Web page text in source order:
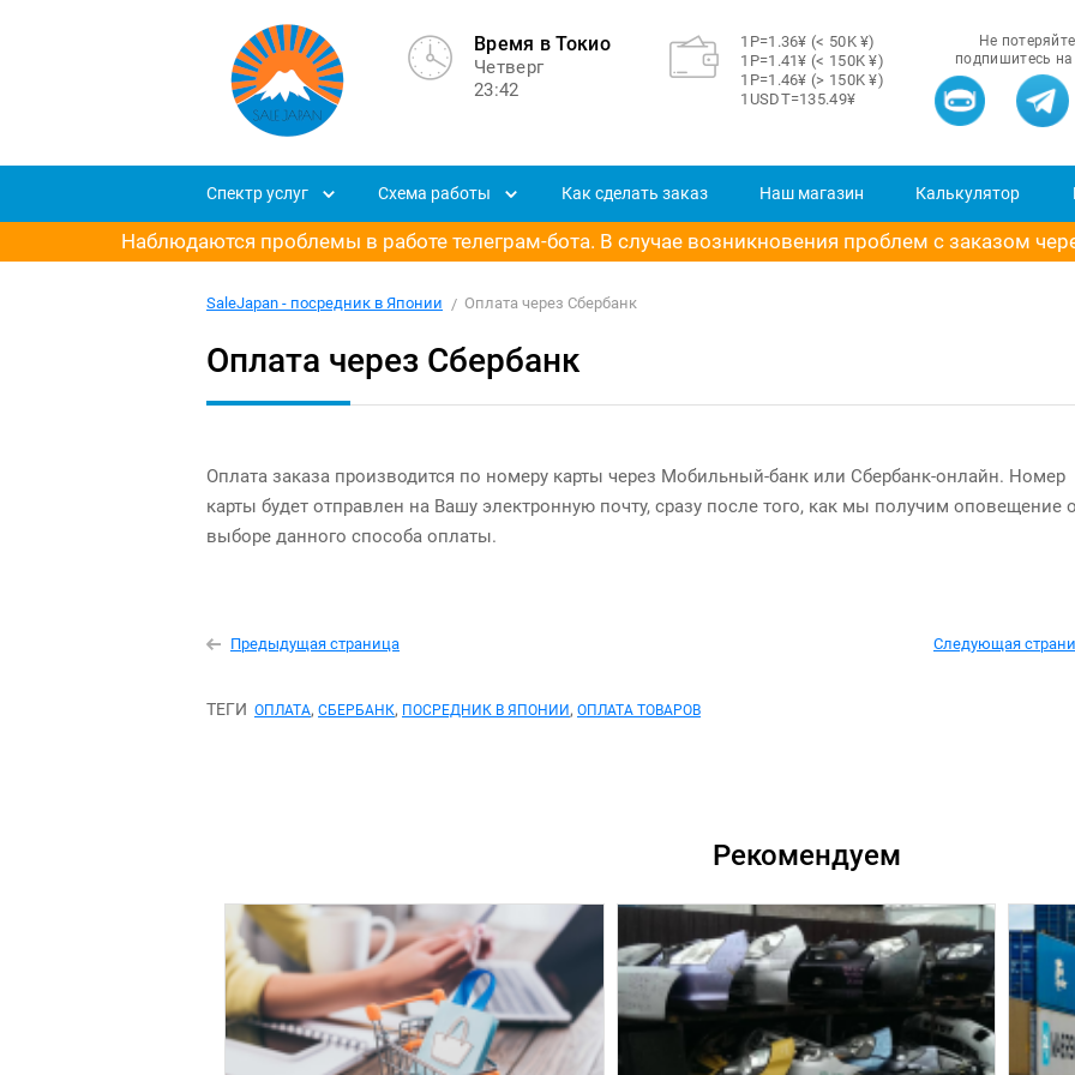
Время в Токио
Четверг
23:42
1Р=1.36¥ (< 50K ¥)
1Р=1.41¥ (< 150K ¥)
1Р=1.46¥ (> 150K ¥)
1USDT=135.49¥
Не
подпишитесь
Спектр услуг Схема работы Как сделать заказ Наш магазин Калькулятор
Наблюдаются проблемы в работе телеграм-бота. В случае возникновения проблем с заказом
SaleJapan - посредник в Японии Оплата через Сбербанк
Оплата через Сбербанк
Оплата заказа производится по номеру карты через Мобильный-банк или Сбербанк-онлайн. Номер
карты будет отправлен на Вашу электронную почту, сразу после того, как мы получим оповещение
выборе данного способа оплаты.
Предыдущая страница Следующая
ТЕГИ ОПЛАТА, СБЕРБАНК, ПОСРЕДНИК В ЯПОНИИ , ОПЛАТА ТОВАРОВ
Рекомендуем